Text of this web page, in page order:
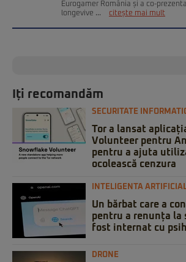
Eurogamer România și a co-
longevive ...
citește mai mult
Iți recomandăm
SECURITATE
Tor a lansat
Volunteer pentru
pentru a ajuta
ocolească cenzura
INTELIGENTA
Un bărbat care a
pentru a renunța la
fost internat cu
DRONE